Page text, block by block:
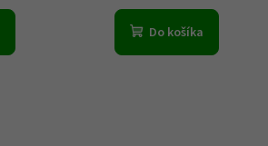
Do košíka